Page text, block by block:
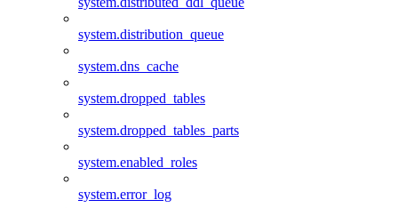
system.distribution_queue
system.dns_cache
system.dropped_tables
system.dropped_tables_parts
system.enabled_roles
system.error_log